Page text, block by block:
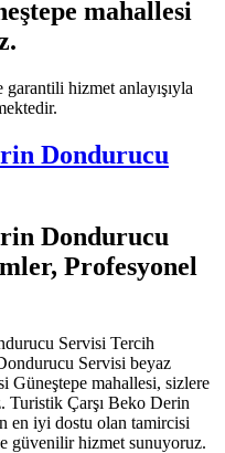
mahallesi
hizmet anlayışıyla
Dondurucu
Dondurucu
Profesyonel
Servisi Tercih
Servisi beyaz
Güneştepe mahallesi, sizlere
Çarşı Beko Derin
en iyi dostu olan tamircisi
güvenilir hizmet sunuyoruz.